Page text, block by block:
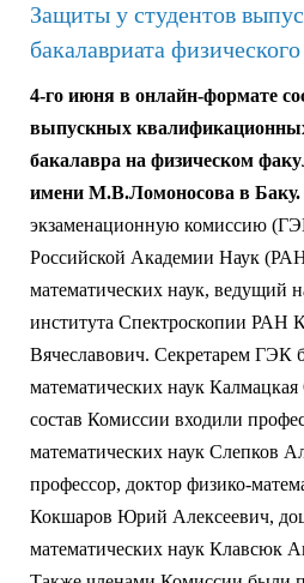
Защиты у студентов
бакалавриата
4-го июня в онлайн-формате
выпускных
бакалавра на физическом
имени М.В.Ломоносова в Баку.
экзаменационную комиссию
Российской Академии Наук
математических наук, ведущий
института Спектроскопии РАН
Вячеславович. Секретарем ГЭК
математических наук
состав Комиссии входили
математических наук Слепков
профессор, доктор физико-
Кокшаров Юрий Алексеевич,
математических наук Клавсюк